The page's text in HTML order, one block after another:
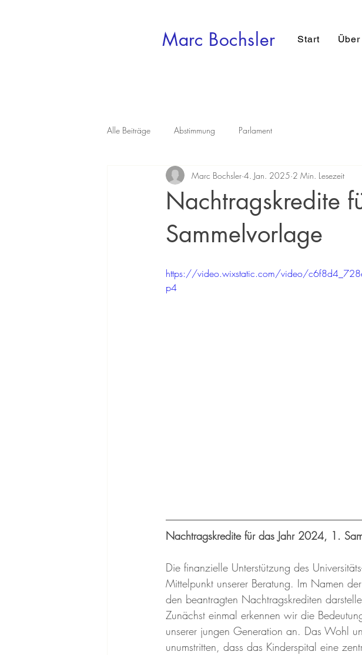
Marc Bochsler Start
Alle Beiträge Abstimmung Parlament
Nachtragskredite
Sammelvorlage
Marc Bochsler 4. Jan. 2025 2 Min. Lesezeit
https://video.wixstatic.com/video/
p4
Nachtragskredite für das Jahr 2024, 1.
Die finanzielle Unterstützung des
Mittelpunkt unserer Beratung. Im Namen
den beantragten Nachtragskrediten
Zunächst einmal erkennen wir die
unserer jungen Generation an. Das Wohl
unumstritten, dass das Kinderspital eine